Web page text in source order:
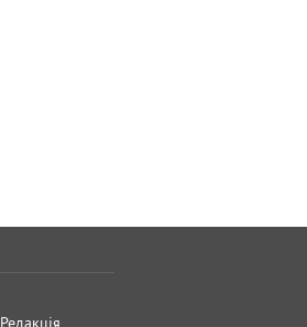
Редакція